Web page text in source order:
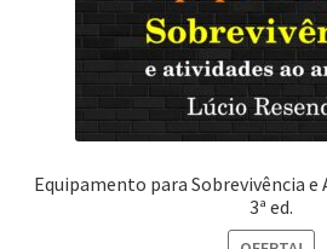
Equipamento para Sobrevivência e
3ª ed.